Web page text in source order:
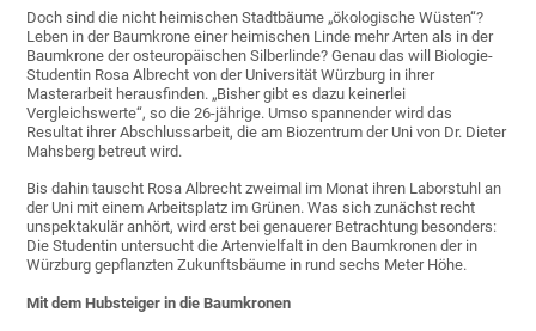
Doch sind die nicht heimischen Stadtbäume „ökologische Wüsten“?
Leben in der Baumkrone einer heimischen Linde mehr Arten als in der
Baumkrone der osteuropäischen Silberlinde? Genau das will Biologie-
Studentin Rosa Albrecht von der Universität Würzburg in ihrer
Masterarbeit herausfinden. „Bisher gibt es dazu keinerlei
Vergleichswerte“, so die 26-jährige. Umso spannender wird das
Resultat ihrer Abschlussarbeit, die am Biozentrum der Uni von Dr. Dieter
Mahsberg betreut wird.
Bis dahin tauscht Rosa Albrecht zweimal im Monat ihren Laborstuhl an
der Uni mit einem Arbeitsplatz im Grünen. Was sich zunächst recht
unspektakulär anhört, wird erst bei genauerer Betrachtung besonders:
Die Studentin untersucht die Artenvielfalt in den Baumkronen der in
Würzburg gepflanzten Zukunftsbäume in rund sechs Meter Höhe.
Mit dem Hubsteiger in die Baumkronen